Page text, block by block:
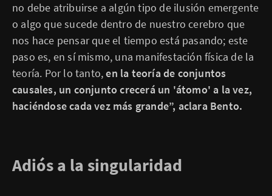
no debe atribuirse a algún tipo de ilusión emergente
o algo que sucede dentro de nuestro cerebro que
nos hace pensar que el tiempo está pasando; este
paso es, en sí mismo, una manifestación física de la
teoría. Por lo tanto,en la teoría de conjuntos
causales, un conjunto crecerá un 'átomo' a la vez,
haciéndose cada vez más grande”, aclara Bento.
Adiós a la singularidad